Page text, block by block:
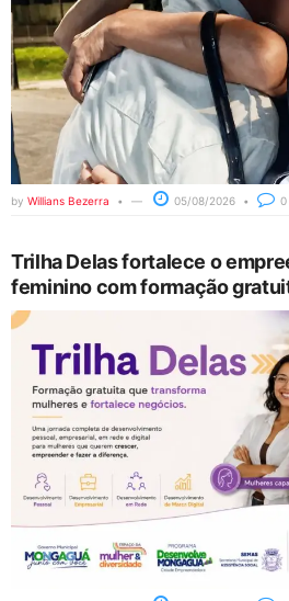
by Willians Bezerra 05/08/2026 0
Trilha Delas fortalece o
feminino com formação